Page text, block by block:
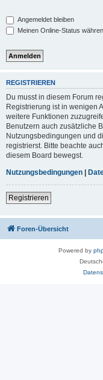
Angemeldet bleiben
Meinen Online-Status
REGISTRIEREN
Du musst in diesem Forum
Registrierung ist in wenigen
weitere Funktionen
Benutzern auch zusätzliche
Nutzungsbedingungen und
registrierst. Bitte beachte
diesem Board bewegst.
Nutzungsbedingungen |
Registrieren
Foren-Übersicht
Powered by